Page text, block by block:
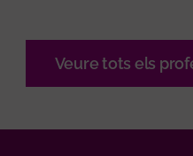
Veure tots els